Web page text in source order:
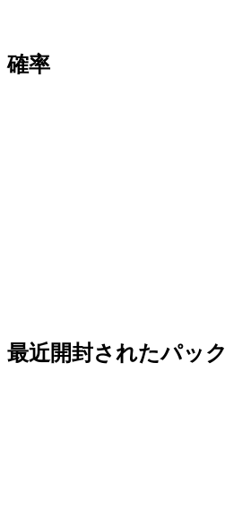
確率
最近開封されたパック